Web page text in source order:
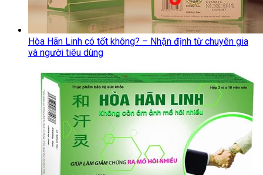
Hòa Hãn Linh có tốt không? – Nhận định từ chuyên gia
và người tiêu dùng